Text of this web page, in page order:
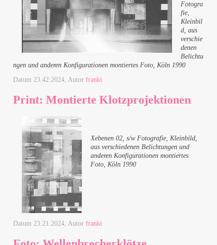
Fotogra
fie,
Kleinbil
d, aus
verschie
denen
Belichtu
ngen und anderen Konfigurationen montiertes Foto, Köln 1990
Datum23.42.2024, Autorfranki
Print: Montierte Klotzprojektionen
Xebenen 02, s/w Fotografie, Kleinbild,
aus verschiedenen Belichtungen und
anderen Konfigurationen montiertes
Foto, Köln 1990
Datum 23.21.2024 , Autorfranki